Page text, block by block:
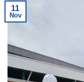
11
Nov